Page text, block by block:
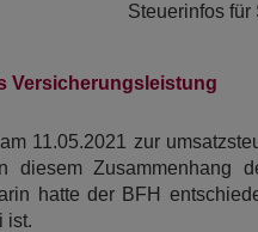
Steuerinfos für
Versicherungsleistung
11.05.2021 zur
Zusammenhang
hatte der BFH
ist.